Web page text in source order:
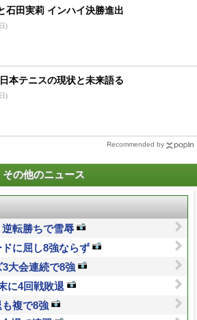
石田実莉 インハイ決勝進出
)
本テニスの現状と未来語る
)
Recommended by
その他のニュース
転勝ちで雪辱
に屈し8強ならず
大会連続で8強
に4回戦敗退
も複で8強